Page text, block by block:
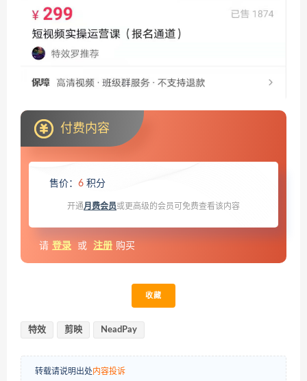
付费内容
售价： 6 积分
开通月费会员或更高级的会员可免费查看该内容
请 登录 或 注册 购买
收藏
特效 剪映 NeadPay
转载请说明出处内容投诉